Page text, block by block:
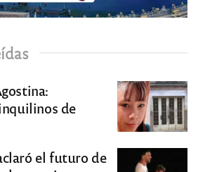
de
el futuro de